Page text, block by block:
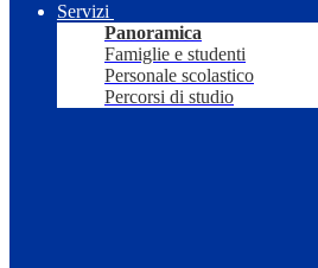
Servizi
Panoramica
Famiglie e studenti
Personale scolastico
Percorsi di studio